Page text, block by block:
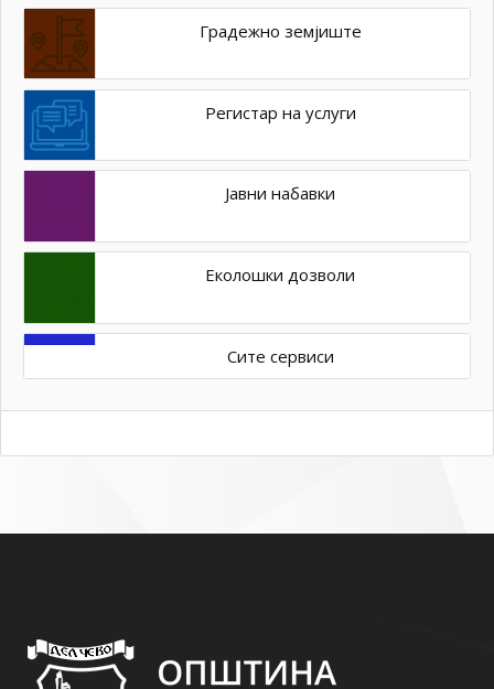
Градежно земјиште
Регистар на услуги
Јавни набавки
Еколошки дозволи
Сите сервиси